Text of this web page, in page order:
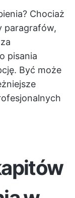
Chociaż
paragrafów,
pisania
Być może